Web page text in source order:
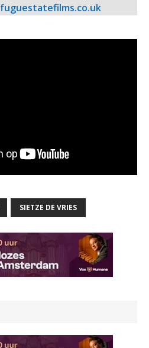
fuguestatefilms.co.uk
SIETZE DE VRIES